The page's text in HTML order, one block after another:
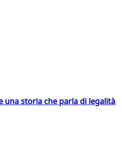
una storia che parla di legalità